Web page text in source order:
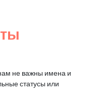
не важны имена и
статусы или